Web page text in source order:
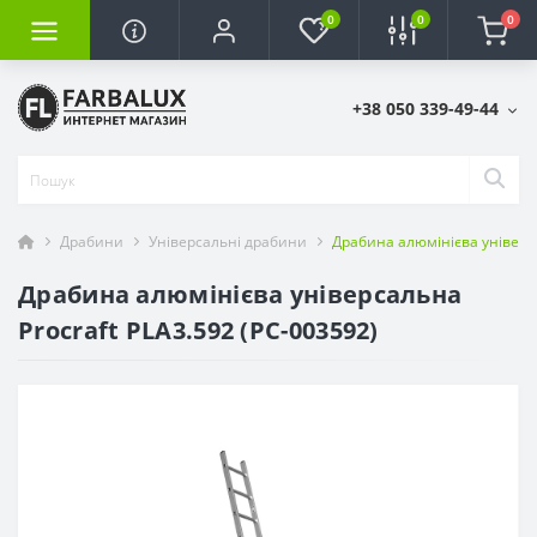
0 0 0
+38 050 339-49-44
Драбини Універсальні драбини Драбина алюмінієва
Драбина алюмінієва універсальна
Procraft PLA3.592 (PC-003592)